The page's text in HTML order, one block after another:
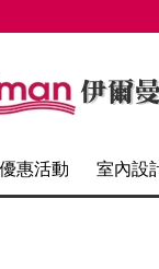
優惠活動 室內設